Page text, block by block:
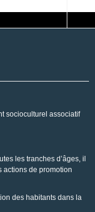
socioculturel associatif
les tranches d’âges, il
actions de promotion
des habitants dans la